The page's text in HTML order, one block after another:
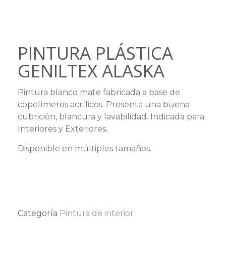
PINTURA PLÁSTICA
GENILTEX ALASKA
Pintura blanco mate fabricada a base de
copolímeros acrílicos. Presenta una buena
cubrición, blancura y lavabilidad. Indicada para
Interiores y Exteriores.
Disponible en múltiples tamaños.
Categoría Pintura de interior